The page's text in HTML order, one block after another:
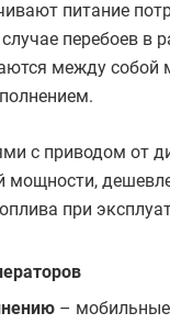
питание
перебоев в
между
с приводом от
при
– мобильные